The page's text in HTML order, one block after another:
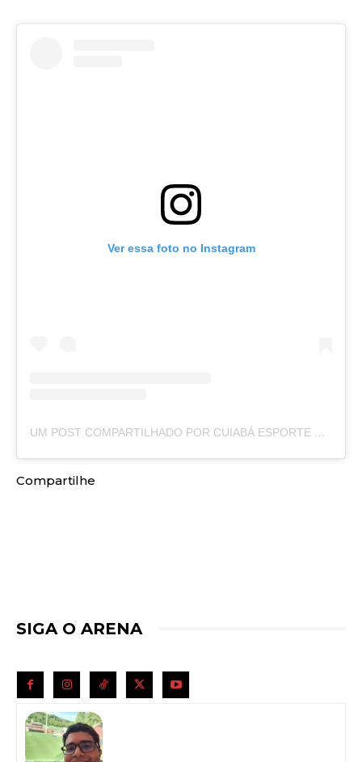
Ver essa foto no Instagram
UM POST COMPARTILHADO POR CUIABÁ ESPORTE CLUBE (@CUIABAEC)
Compartilhe
SIGA O ARENA